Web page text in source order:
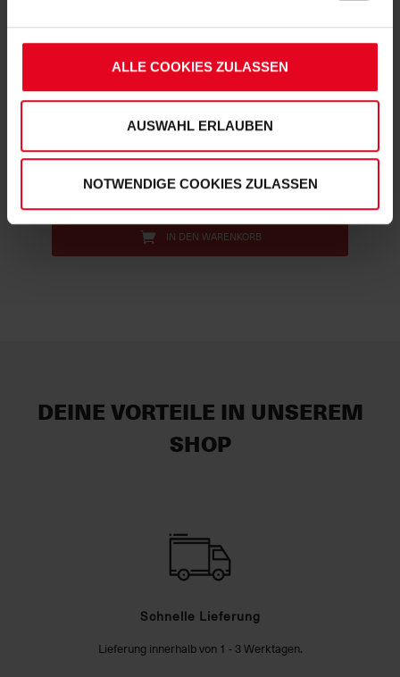
unbedingt erforderliche Cookies eingesetzt. Ihre etwaig
Weitere Informationen entnehmen Sie bitte
unsererDatenschutzerklärungund
Impressum."
ALLE COOKIES ZULASSEN
AUSWAHL ERLAUBEN
NOTWENDIGE COOKIES ZULASSEN
SC Freiburg
Kinder-Cap "Füchslekopf Frottee" rot
€ 16,95
IN DEN WARENKORB
DEINE VORTEILE IN UNSEREM
SHOP
Schnelle Lieferung
Lieferung innerhalb von 1 - 3 Werktagen.